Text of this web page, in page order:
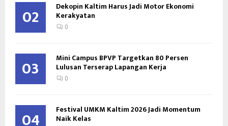
02 Dekopin Kaltim Harus Jadi Motor Ekonomi
Kerakyatan
0
03 Mini Campus BPVP Targetkan 80 Persen
Lulusan Terserap Lapangan Kerja
0
04 Festival UMKM Kaltim 2026 Jadi Momentum
Naik Kelas